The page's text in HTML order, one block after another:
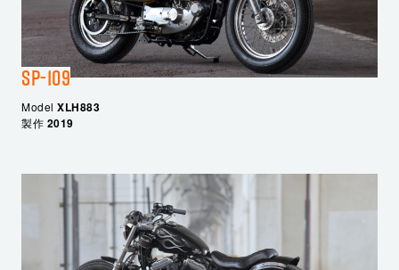
SP-109
Model XLH883
製作 2019